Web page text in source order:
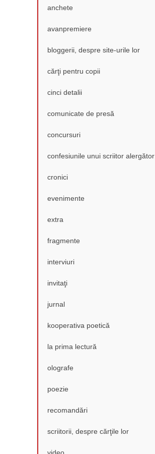
anchete
avanpremiere
bloggerii, despre site-urile lor
cărţi pentru copii
cinci detalii
comunicate de presă
concursuri
confesiunile unui scriitor alergător
cronici
evenimente
extra
fragmente
interviuri
invitaţi
jurnal
kooperativa poetică
la prima lectură
olografe
poezie
recomandări
scriitorii, despre cărţile lor
video